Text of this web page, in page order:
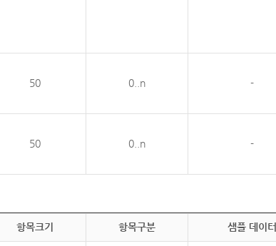
50 0..n -
50 0..n -
항목크기 항목구분 샘플 데이터